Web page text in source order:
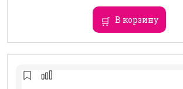
В корзину